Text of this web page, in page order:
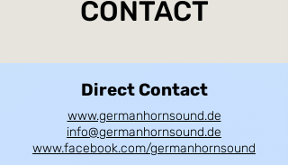
CONTACT
Direct Contact
www.germanhornsound.de
info@germanhornsound.de
www.facebook.com/germanhornsound